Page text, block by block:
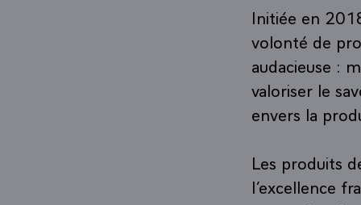
Initiée en
volonté de
audacieuse :
valoriser le
envers la
Les produits
l’excellence